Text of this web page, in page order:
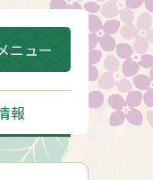
ニュー
報